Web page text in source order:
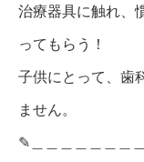
治療器具に触れ、
ってもらう！
子供にとって、歯
ません。
✎︎＿＿＿＿＿＿＿＿